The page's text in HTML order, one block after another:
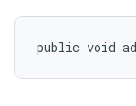
public void